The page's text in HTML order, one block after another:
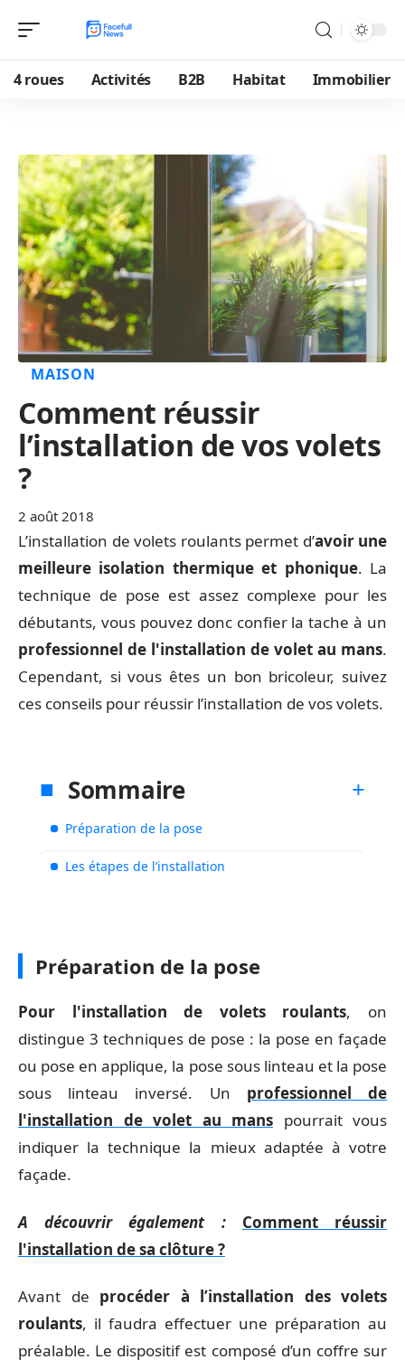
4 roues Activités B2B Habitat Immobilier
MAISON
Comment réussir
l’installation de vos volets
?
2 août 2018
L’installation de volets roulants permet d’avoir une
meilleure isolation thermique et phonique. La
technique de pose est assez complexe pour les
débutants, vous pouvez donc confier la tache à un
professionnel de l'installation de volet au mans.
Cependant, si vous êtes un bon bricoleur, suivez
ces conseils pour réussir l’installation de vos volets.
Sommaire
Préparation de la pose
Les étapes de l’installation
Préparation de la pose
Pour l'installation de volets roulants, on
distingue 3 techniques de pose : la pose en façade
ou pose en applique, la pose sous linteau et la pose
sous linteau inversé. Un professionnel de
l'installation de volet au mans pourrait vous
indiquer la technique la mieux adaptée à votre
façade.
A découvrir également :
Comment réussir
l'installation de sa clôture ?
Avant de procéder à l’installation des volets
roulants, il faudra effectuer une préparation au
préalable. Le dispositif est composé d’un coffre sur